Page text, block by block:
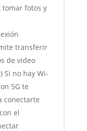
tomar fotos y
transferir
de video
Si no hay Wi-
5G te
conectarte
el